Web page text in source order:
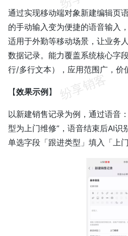
通过实现移动端对象新建编辑页
的手动输入变为便捷的语音输入
适用于外勤等移动场景，让业务
数据记录。能力覆盖系统核心字
行/多行文本），应用范围广，价
【效果示例 】
以新建销售记录为例，通过语音
型为上门维修”，语音结束后AI识
单选字段「跟进类型」填入「上